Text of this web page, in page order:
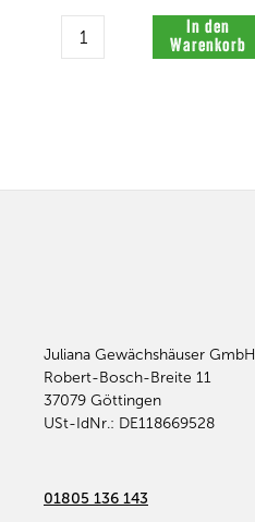
Menge:
In den
Warenkorb
Juliana Gewächshäuser GmbH
Robert-Bosch-Breite 11
37079 Göttingen
USt-IdNr.: DE118669528
01805 136 143